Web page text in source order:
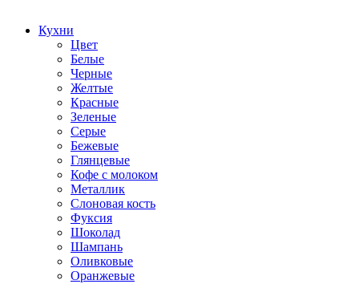
Кухни
Цвет
Белые
Черные
Желтые
Красные
Зеленые
Серые
Бежевые
Глянцевые
Кофе с молоком
Металлик
Слоновая кость
Фуксия
Шоколад
Шампань
Оливковые
Оранжевые